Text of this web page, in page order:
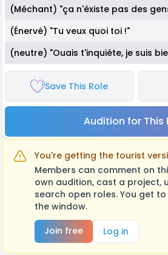
(Méchant) "ça n'éxiste pas des
(Énervé) "Tu veux quoi toi !"
(neutre) "Ouais t'inquiéte, je suis
Save This Role
Audition for This
You're getting the tourist
Members can comment on
own audition, cast a project,
search open roles. You get
the window.
Join free
Log in